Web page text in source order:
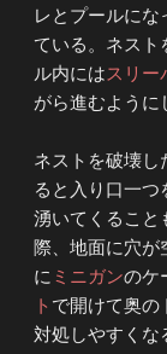
レとプールに
ている。ネスト
ル内にはスリー
がら進むように
ネストを破壊
ると入り口一
湧いてくること
際、地面に穴が
に ミニガンのケ
ト で開けて奥の
対処しやすくな